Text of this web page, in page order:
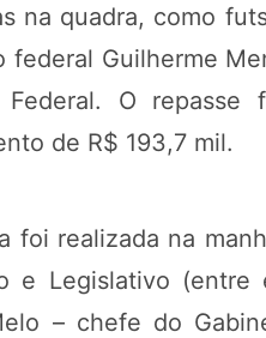
na quadra, como
federal Guilherme
Federal. O
de R$ 193,7 mil.
foi realizada na
e Legislativo (entre
– chefe do